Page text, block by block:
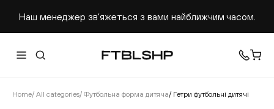
Наш менеджер звʼяжеться з вами найближчим часом.
Home/ All categories/ Футбольна форма дитяча/ Гетри футбольні дитячі